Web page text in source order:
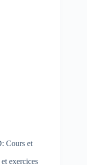
Cours et
exercices